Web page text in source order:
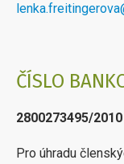
ČÍSLO
2800273495/2010
Pro úhradu